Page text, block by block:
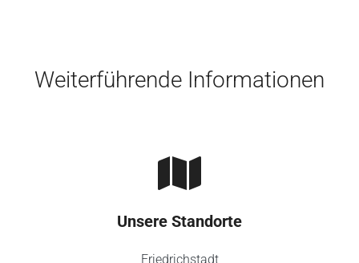
Weiterführende Informationen
Unsere Standorte
Friedrichstadt